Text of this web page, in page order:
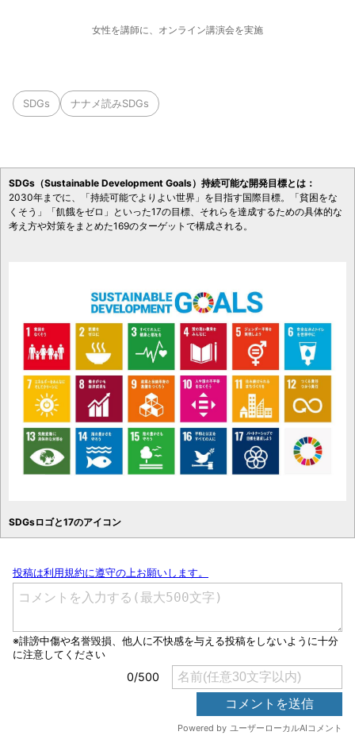
女性を講師に、オンライン講演会を実施
SDGs ナナメ読みSDGs
SDGs（Sustainable Development Goals）持続可能な開発目標とは：
2030年までに、「持続可能でよりよい世界」を目指す国際目標。「貧困をな
くそう」「飢餓をゼロ」といった17の目標、それらを達成するための具体的な
考え方や対策をまとめた169のターゲットで構成される。
SDGsロゴと17のアイコン